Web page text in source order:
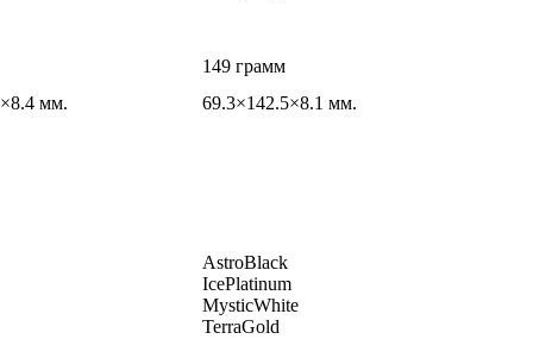
149 грамм
мм.
69.3×142.5×8.1 мм.
AstroBlack
IcePlatinum
MysticWhite
TerraGold